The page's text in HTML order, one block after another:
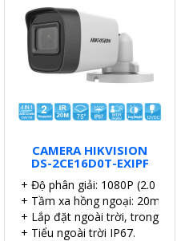
CAMERA HIKVISION
DS-2CE16D0T-EXIPF
+ Độ phân giải: 1080P (2.0 MP).
+ Tầm xa hồng ngoại: 20m.
+ Lắp đặt ngoài trời, trong nhà.
+ Tiểu ngoài trời IP67.